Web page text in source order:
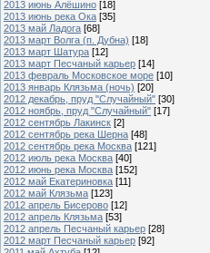
2013 июнь Алёшино [18]
2013 июнь река Ока [35]
2013 май Ладога [68]
2013 март Волга (п. Дубна) [18]
2013 март Шатура [12]
2013 март Песчаный карьер [14]
2013 февраль Московское море [10]
2013 январь Клязьма (ночь) [20]
2012 декабрь, пруд "Случайный" [30]
2012 ноябрь, пруд "Случайный" [17]
2012 сентябрь Лакинск [2]
2012 сентябрь река Шерна [48]
2012 сентябрь река Москва [121]
2012 июль река Москва [40]
2012 июнь река Москва [152]
2012 май Екатериновка [11]
2012 май Клязьма [123]
2012 апрель Бисерово [12]
2012 апрель Клязьма [53]
2012 апрель Песчаный карьер [28]
2012 март Песчаный карьер [92]